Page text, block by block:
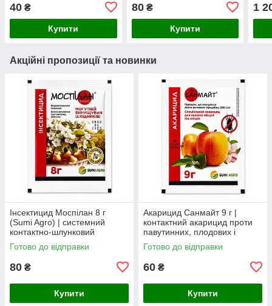
колорадського жука,
плодожерки, трипсів і
40 ₴
Купити
колорадського жука,
попелиці, трипсів,
80₴
Купити
1
Акційні пропозиції та новинки
Інсектицид Моспілан 8 г
(Sumi Agro) | системний
контактно-шлунковий
інсектицид проти
колорадського жука,
Готово до відправки
80 ₴
Купити
Акарицид Санмайт 9 г |
контактний акарицид проти
павутинних, плодових і
цитрусових кліщів
Готово до відправки
60 ₴
Купити